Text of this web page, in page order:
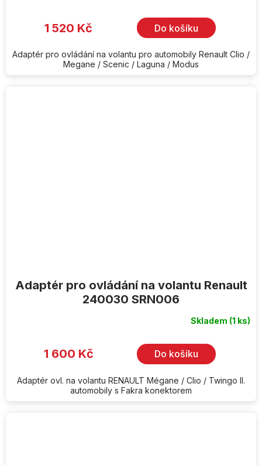
1 520 Kč Do košíku
Adaptér pro ovládání na volantu pro automobily Renault Clio /
Megane / Scenic / Laguna / Modus
Adaptér pro ovládání na volantu Renault
240030 SRN006
Skladem (1 ks)
1 600 Kč Do košíku
Adaptér ovl. na volantu RENAULT Mégane / Clio / Twingo II.
automobily s Fakra konektorem